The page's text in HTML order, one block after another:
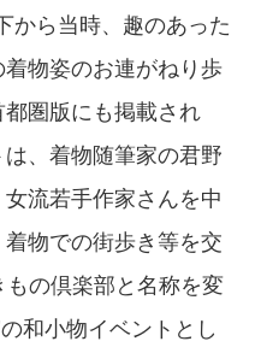
から当時、趣のあった
物姿のお連がねり歩
圏版にも掲載され
、着物随筆家の君野
流若手作家さんを中
物での街歩き等を交
もの倶楽部と名称を変
和小物イベントとし